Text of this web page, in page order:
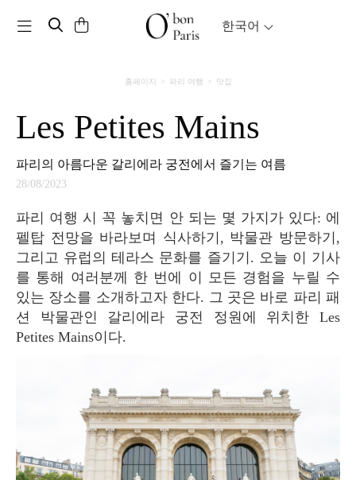
Toggle navigation 한국어
홈페이지 파리 여행 맛집
Les Petites Mains
파리의 아름다운 갈리에라 궁전에서 즐기는 여름
28/08/2023
파리 여행 시 꼭 놓치면 안 되는 몇 가지가 있다: 에
펠탑 전망을 바라보며 식사하기, 박물관 방문하기,
그리고 유럽의 테라스 문화를 즐기기. 오늘 이 기사
를 통해 여러분께 한 번에 이 모든 경험을 누릴 수
있는 장소를 소개하고자 한다. 그 곳은 바로 파리 패
션 박물관인 갈리에라 궁전 정원에 위치한 Les
Petites Mains이다.